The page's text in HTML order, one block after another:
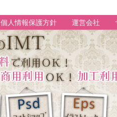
個人情報保護方針 運営会社